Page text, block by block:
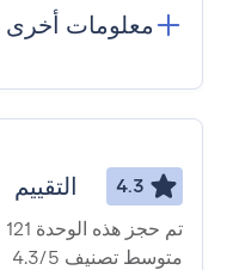
معلومات أخرى
4.3 التقييم
متوسط ​​تصنيف 4.3/5